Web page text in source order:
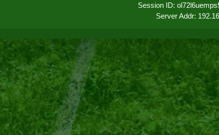
Session ID:
Server Addr: